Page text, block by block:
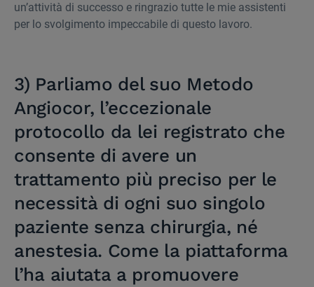
un’attività di successo e ringrazio tutte le mie assistenti
per lo svolgimento impeccabile di questo lavoro.
3) Parliamo del suo Metodo
Angiocor, l’eccezionale
protocollo da lei registrato che
consente di avere un
trattamento più preciso per le
necessità di ogni suo singolo
paziente senza chirurgia, né
anestesia. Come la piattaforma
l’ha aiutata a promuovere